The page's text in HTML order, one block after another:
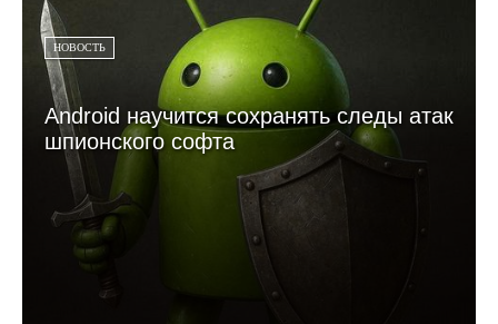
НОВОСТЬ
Android научится сохранять следы атак
шпионского софта